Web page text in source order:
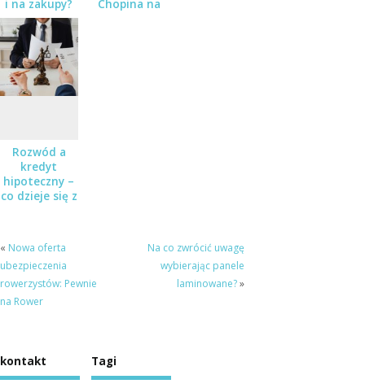
i na zakupy?
Sprawdź
Nissana Micra
w salonie
Zaborowski
Chopina na
Rozwód a
kredyt
hipoteczny –
co dzieje się z
po rozstaniu?
« Nowa oferta
ubezpieczenia
rowerzystów: Pewnie
na Rower
Na co zwrócić uwagę
wybierając panele
laminowane?»
kontakt Tagi